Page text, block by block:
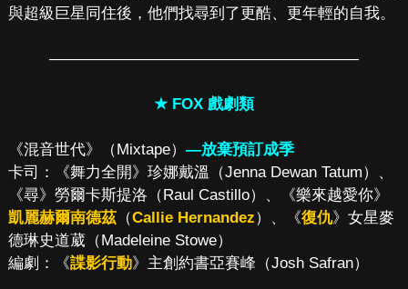
與超級巨星同住後，他們找尋到了更酷、更年輕的自我。
————————————————————
★ FOX 戲劇類
《混音世代》（Mixtape） —放棄預訂成季
卡司：《舞力全開》珍娜戴溫（Jenna Dewan Tatum）、
《尋》勞爾卡斯提洛（Raul Castillo）、《樂來越愛你》
凱麗赫爾南德茲（Callie Hernandez）、《復仇》女星麥
德琳史道葳（Madeleine Stowe）
編劇：《諜影行動》主創約書亞賽峰（Josh Safran）